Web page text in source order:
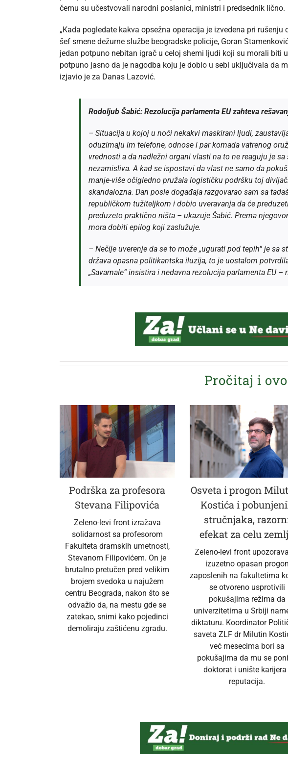
čemu su učestvovali narodni poslanici, ministri i predsednik lično.
„Kada pogledate kakva opsežna operacija je izvedena pri rušenju
šef smene dežurne službe beogradske policije, Goran
jedan potpuno nebitan igrač u celoj shemi ljudi koji su morali biti
potpuno jasno da je nagodba koju je dobio u sebi uključivala da
izjavio je za Danas Lazović.
Rodoljub Šabić: Rezolucija parlamenta EU zahteva
– Situacija u kojoj u noći nekakvi maskirani ljudi,
oduzimaju im telefone, odnose i par komada vatrenog
vrednosti a da nadležni organi vlasti na to ne reaguju je
nezamisliva. A kad se ispostavi da vlast ne samo da
manje-više očigledno pružala logističku podršku toj
skandalozna. Dan posle događaja razgovarao sam sa
republičkom tužiteljkom i dobio uveravanja da će
preduzeto praktično ništa – ukazuje Šabić. Prema
mora dobiti epilog koji zaslužuje.
– Nečije uverenje da se to može „ugurati pod tepih“ je sa
država opasna politikantska iluzija, to je uostalom
„Savamale“ insistira i nedavna rezolucija parlamenta EU –
Pročitaj i
Podrška za profesora
Stevana Filipovića
Zeleno-levi front izražava
solidarnost sa profesorom
Fakulteta dramskih umetnosti,
Stevanom Filipovićem. On je
brutalno pretučen pred velikim
brojem svedoka u najužem
centru Beograda, nakon što se
odvažio da, na mestu gde se
zatekao, snimi kako pojedinci
demoliraju zaštićenu zgradu.
Osveta i progon
Kostića i
stručnjaka,
efekat za celu
Zeleno-levi front
izuzetno opasan progon
zaposlenih na fakultetima
se otvoreno usprotivili
pokušajima režima da
univerzitetima u Srbiji
diktaturu. Koordinator
saveta ZLF dr Milutin
već mesecima bori sa
pokušajima da mu se
doktorat i unište karijera
reputacija.